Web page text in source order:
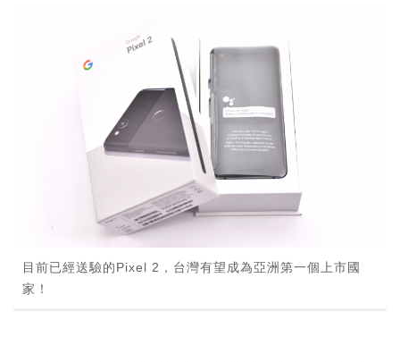
目前已經送驗的Pixel 2，台灣有望成為亞洲第一個上市國
家！